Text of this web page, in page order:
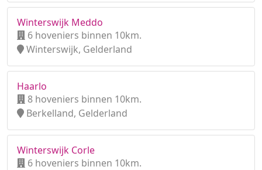
Winterswijk Meddo
6 hoveniers binnen 10km.
Winterswijk, Gelderland
Haarlo
8 hoveniers binnen 10km.
Berkelland, Gelderland
Winterswijk Corle
6 hoveniers binnen 10km.